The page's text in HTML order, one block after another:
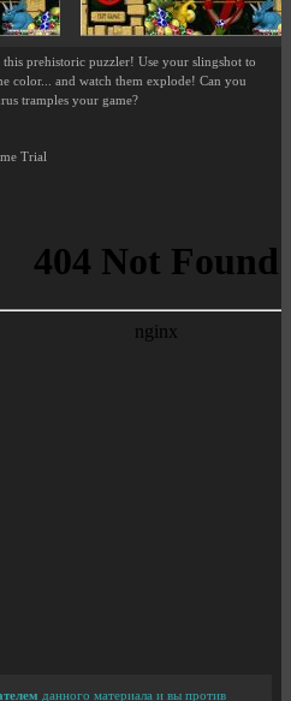
prehistoric puzzler! Use your slingshot to
color... and watch them explode! Can you
tramples your game?
Trial
данного материала и вы против